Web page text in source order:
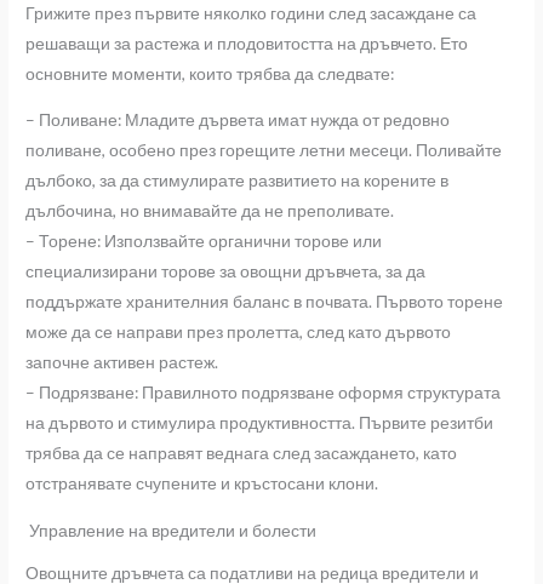
Грижите през първите няколко години след засаждане са
решаващи за растежа и плодовитостта на дръвчето. Ето
основните моменти, които трябва да следвате:
– Поливане: Младите дървета имат нужда от редовно
поливане, особено през горещите летни месеци. Поливайте
дълбоко, за да стимулирате развитието на корените в
дълбочина, но внимавайте да не преполивате.
– Торене: Използвайте органични торове или
специализирани торове за овощни дръвчета, за да
поддържате хранителния баланс в почвата. Първото торене
може да се направи през пролетта, след като дървото
започне активен растеж.
– Подрязване: Правилното подрязване оформя структурата
на дървото и стимулира продуктивността. Първите резитби
трябва да се направят веднага след засаждането, като
отстранявате счупените и кръстосани клони.
Управление на вредители и болести
Овощните дръвчета са податливи на редица вредители и